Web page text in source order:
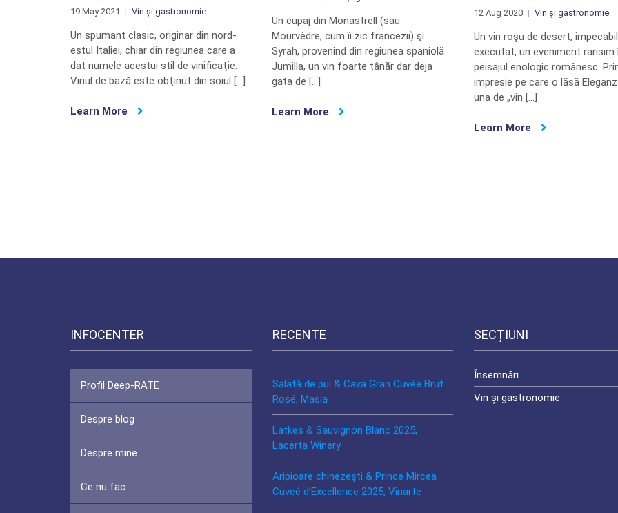
19 May 2021 Vin și gastronomie
Un spumant clasic, originar din nord-
estul Italiei, chiar din regiunea care a
dat numele acestui stil de vinificaţie.
Vinul de bază este obţinut din soiul […]
Learn More
Un cupaj din Monastrell (sau
Mourvèdre, cum îi zic francezii) şi
Syrah, provenind din regiunea spaniolă
Jumilla, un vin foarte tânăr dar deja
gata de […]
Learn More
12 Aug 2020 Vin și gastronomie
Un vin roşu de desert, impecabil
executat, un eveniment rarisim
peisajul enologic românesc.
impresie pe care o lăsă
una de „vin […]
Learn More
INFOCENTER
Profil Deep-RATE
Despre blog
Despre mine
Ce nu fac
RECENTE
Salată de pui & Cava Gran Cuvée Brut
Rosé, Masia
Latkes & Sauvignon Blanc 2025,
Lacerta Winery
Aripioare chinezeşti & Prince Mircea
Cuveé d’Excellence 2025, Vinarte
SECȚIUNI
Însemnări
Vin și gastronomie